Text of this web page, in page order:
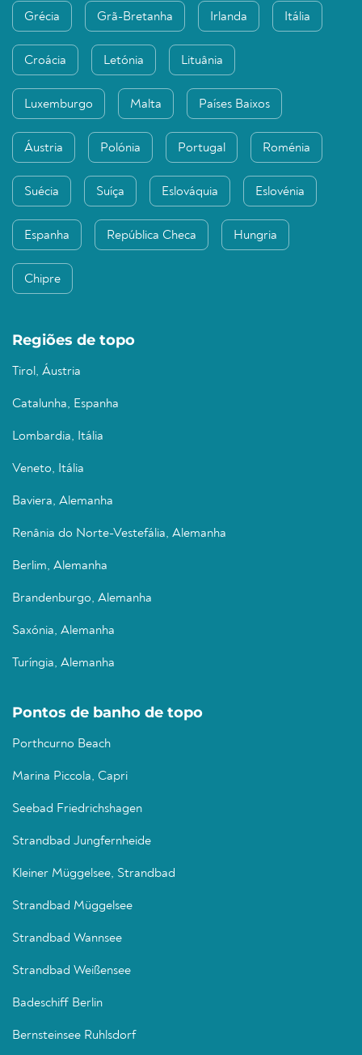
Grécia Grã-Bretanha Irlanda Itália
Croácia Letónia Lituânia
Luxemburgo Malta Países Baixos
Áustria Polónia Portugal Roménia
Suécia Suíça Eslováquia Eslovénia
Espanha República Checa Hungria
Chipre
Regiões de topo
Tirol, Áustria
Catalunha, Espanha
Lombardia, Itália
Veneto, Itália
Baviera, Alemanha
Renânia do Norte-Vestefália, Alemanha
Berlim, Alemanha
Brandenburgo, Alemanha
Saxónia, Alemanha
Turíngia, Alemanha
Pontos de banho de topo
Porthcurno Beach
Marina Piccola, Capri
Seebad Friedrichshagen
Strandbad Jungfernheide
Kleiner Müggelsee, Strandbad
Strandbad Müggelsee
Strandbad Wannsee
Strandbad Weißensee
Badeschiff Berlin
Bernsteinsee Ruhlsdorf